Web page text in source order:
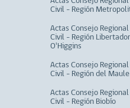
Civil - Región
Actas Consejo
Civil - Región
O'Higgins
Actas Consejo
Civil - Región del Maule
Actas Consejo
Civil - Región Biobío